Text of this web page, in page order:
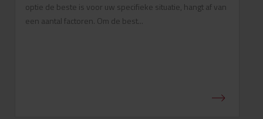
optie de beste is voor uw specifieke situatie, hangt af van
een aantal factoren. Om de best...